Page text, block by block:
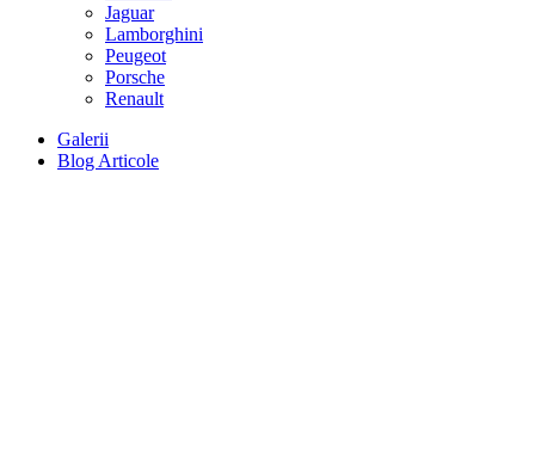
Jaguar
Lamborghini
Peugeot
Porsche
Renault
Galerii
Blog Articole